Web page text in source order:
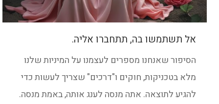
אל תשתמשו בה, תתחברו אליה.
הסיפור שאנחנו מספרים לעצמנו על המיניות שלנו
מלא בטכניקות, חוקים ו"דרכים" שצריך לעשות כדי
להגיע לתוצאה. אתה מנסה לענג אותה, באמת מנסה.